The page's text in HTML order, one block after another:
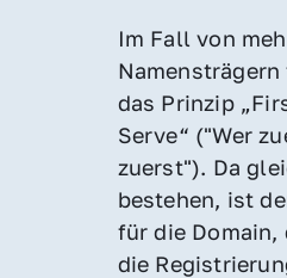
Im Fall von
das Prinzip
Serve“ ("Wer
zuerst"). Da
bestehen, ist
für die
die